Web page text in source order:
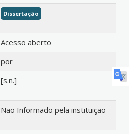
Dissertação
Acesso aberto
por
[s.n.]
Não Informado pela instituição